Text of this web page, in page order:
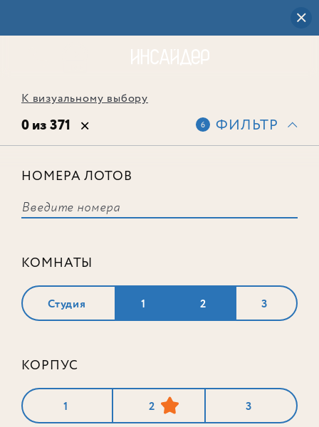
К визуальному выбору
0 из 371 6 ФИЛЬТР
НОМЕРА ЛОТОВ
КОМНАТЫ
Студия 1 2 3
КОРПУС
1 2 3
соответствует ни одного лота